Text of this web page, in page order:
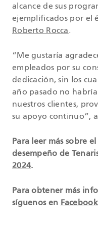
alcance de sus
ejemplificados por el
Roberto Rocca.
“Me gustaría
empleados por su
dedicación, sin los
año pasado no
nuestros clientes,
su apoyo continuo”,
Para leer más sobre
desempeño de
2024.
Para obtener más
síguenos en Facebook